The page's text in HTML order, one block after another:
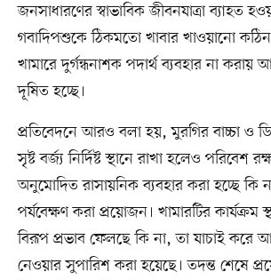
জনসাধারণের স্বাভাবিক জীবনযাত্রা ব্যাহত
গবাদিপশুকে ঠিকমতো খাবার খাওয়ানো
খামারে দুর্গন্ধনাশক পদার্থ ব্যবহার না
দূষিত হচ্ছে।
প্রতিবেদনে আরও বলা হয়, মুরগির বাচ্চা ও
সৃষ্ট বর্জ্য নির্দিষ্ট স্থানে রাখা হলেও পরিবেশ
অনুমোদিত রাসায়নিক ব্যবহার করা হচ্ছে কি
পর্যবেক্ষণ করা প্রয়োজন। খামারটির কার্যক্রম
বিরূপ প্রভাব ফেলছে কি না, তা যাচাই করে
নেওয়ার সুপারিশ করা হয়েছে। তদন্ত শেষে